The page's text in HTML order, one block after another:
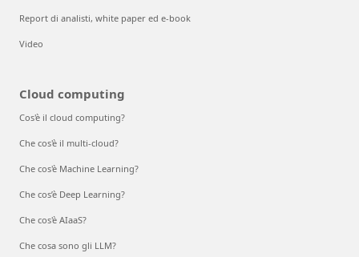
Report di analisti, white paper ed e-book
Video
Cloud computing
Cos'è il cloud computing?
Che cos'è il multi-cloud?
Che cos'è Machine Learning?
Che cos’è Deep Learning?
Che cos'è AIaaS?
Che cosa sono gli LLM?